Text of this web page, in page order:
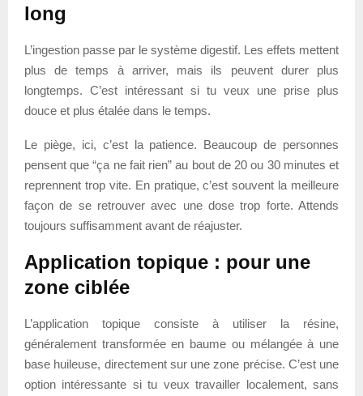
long
L’ingestion passe par le système digestif. Les effets mettent
plus de temps à arriver, mais ils peuvent durer plus
longtemps. C’est intéressant si tu veux une prise plus
douce et plus étalée dans le temps.
Le piège, ici, c’est la patience. Beaucoup de personnes
pensent que “ça ne fait rien” au bout de 20 ou 30 minutes et
reprennent trop vite. En pratique, c’est souvent la meilleure
façon de se retrouver avec une dose trop forte. Attends
toujours suffisamment avant de réajuster.
Application topique : pour une
zone ciblée
L’application topique consiste à utiliser la résine,
généralement transformée en baume ou mélangée à une
base huileuse, directement sur une zone précise. C’est une
option intéressante si tu veux travailler localement, sans